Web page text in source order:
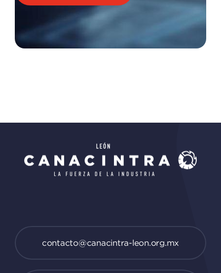
contacto@canacintra-leon.org.mx